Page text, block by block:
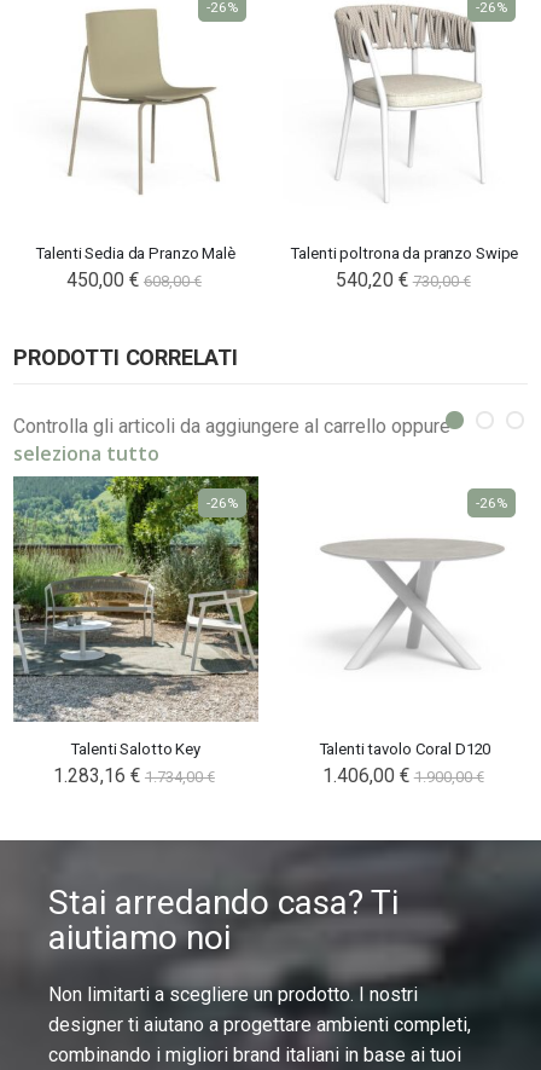
Talenti Sedia da Pranzo Malè
450,00 € 608,00 €
-26%
Talenti poltrona da pranzo Swipe
540,20 € 730,00 €
-26%
PRODOTTI CORRELATI
Controlla gli articoli da aggiungere al carrello oppure
seleziona tutto
Talenti Salotto Key
1.283,16 € 1.734,00 €
-26%
Talenti tavolo Coral D120
1.406,00 € 1.900,00 €
-26%
Stai arredando casa? Ti
aiutiamo noi
Non limitarti a scegliere un prodotto. I nostri
designer ti aiutano a progettare ambienti completi,
combinando i migliori brand italiani in base ai tuoi